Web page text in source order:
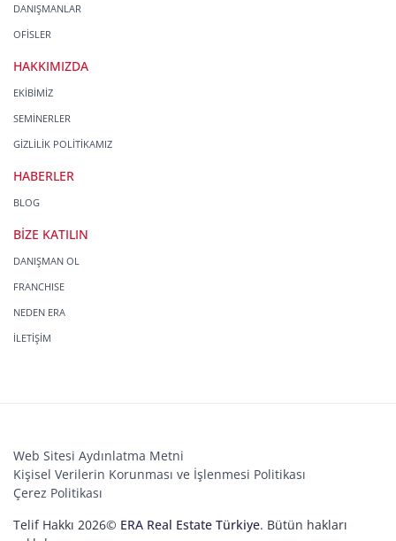
DANIŞMANLAR
OFİSLER
HAKKIMIZDA
EKİBİMİZ
SEMİNERLER
GİZLİLİK POLİTİKAMIZ
HABERLER
BLOG
BİZE KATILIN
DANIŞMAN OL
FRANCHISE
NEDEN ERA
İLETİŞİM
Web Sitesi Aydınlatma Metni
Kişisel Verilerin Korunması ve İşlenmesi Politikası
Çerez Politikası
Telif Hakkı 2026© ERA Real Estate Türkiye. Bütün hakları